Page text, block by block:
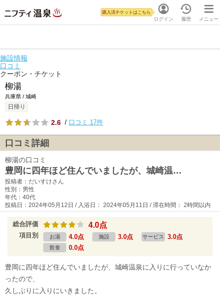
ログイン
購入済チケットはこちら
履歴 メニュー
施設情報
口コミ
クーポン・チケット
柳湯
兵庫県 / 城崎
日帰り
2.6 / 口コミ 17件
口コミ詳細
柳湯の口コミ
豊岡に四年ほど住んでいましたが、城崎温…
投稿者：だいすけさん
性別：男性
年代：40代
投稿日：2024年05月12日 / 入浴日： 2024年05月11日 / 滞在時間： 2時間以内
総合評価 4.0点
項目別 お湯 4.0点 施設 3.0点 サービス 3.0点
飲食 0.0点
豊岡に四年ほど住んでいましたが、城崎温泉に入りに行っていなか
ったので、
久しぶりに入りにいきました。